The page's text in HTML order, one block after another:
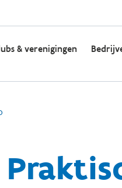
& verenigingen